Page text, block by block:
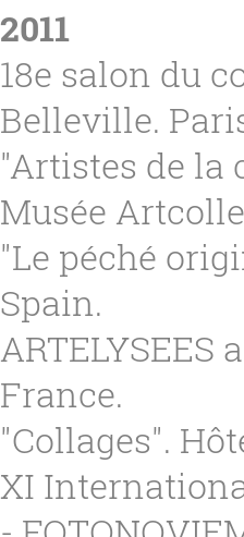
2011
18e salon du
Belleville.
"Artistes de la
Musée
"Le péché
Spain.
ARTELYSEES
France.
"Collages".
XI